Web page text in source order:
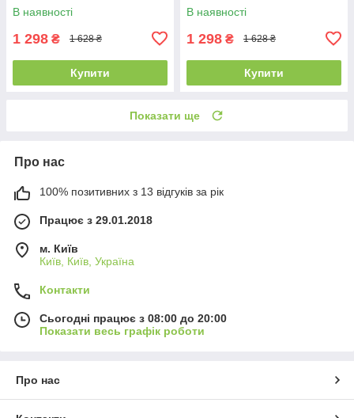
В наявності
1 298 ₴ 1 628 ₴
Купити
В наявності
1 298 ₴ 1 628 ₴
Купити
Показати ще
Про нас
100% позитивних з 13 відгуків за рік
Працює з 29.01.2018
м. Київ
Київ, Київ, Україна
Контакти
Сьогодні працює з 08:00 до 20:00
Показати весь графік роботи
Про нас